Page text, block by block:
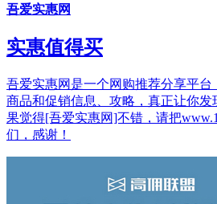
吾爱实惠网
实惠值得买
吾爱实惠网是一个网购推荐分享平
商品和促销信息、攻略，真正让你
果觉得[吾爱实惠网]不错，请把
们，感谢！